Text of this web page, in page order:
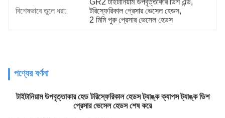
বিশেষভাবে তুলে ধরা:
GR2 টাইটানিয়াম উপবৃত্তাকার ডিশ এন্ড,
টরিস্ফেরিকাল প্রেসার ভেসেল হেডস,
2 মিমি পুরু প্রেসার ভেসেল হেডস
পণ্যের বর্ণনা
টাইটানিয়াম উপবৃত্তাকার হেড টরিস্ফেরিকাল হেডস ট্যাঙ্ক ক্যাপস ট্যাঙ্ক ডিশ
প্রেসার ভেসেল হেডস শেষ করে